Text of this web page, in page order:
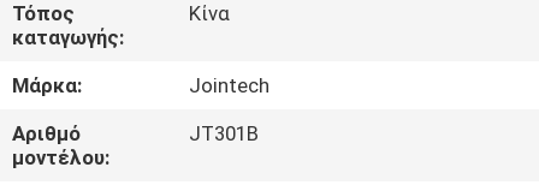
ΠΕΡΊΠΟΥ
ΕΜΕΊΣ
ΓΎΡΟΣ
Τόπος
καταγωγής:
Κίνα
Μάρκα:
Jointech
Αριθμό
μοντέλου:
JT301B